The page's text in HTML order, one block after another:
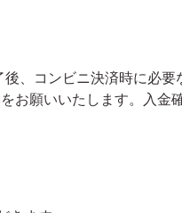
、コンビニ決済時に必要
お願いいたします。入金